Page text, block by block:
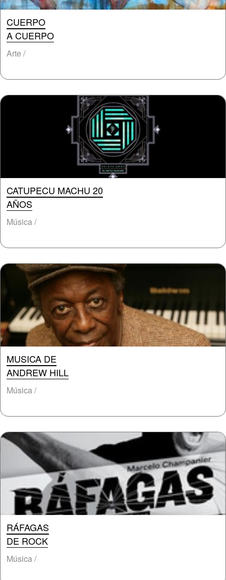
CUERPO
A CUERPO
Arte /
CATUPECU MACHU 20
AÑOS
Música /
MUSICA DE
ANDREW HILL
Música /
RÁFAGAS
DE ROCK
Música /